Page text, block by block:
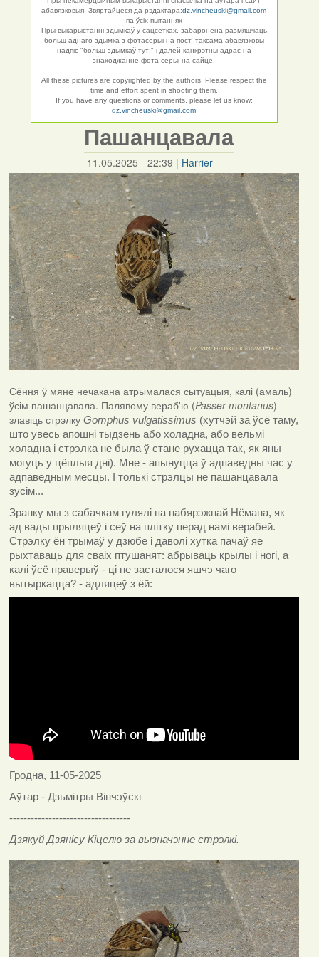
абавязковыя. Звяртайцеся да рэдактара:dz.vincheuski@gmail.com
па ўсіх пытаннях
Пры выкарыстанні здымкаў у сацсетках, забаронена размяшчаць
больш аднаго здымка з фотасерыі на пост, таксама абавязковы
надпіс "больш здымкаў тут:" і далей канкрэтны адрас на
знаходжанне фота-серыі на сайце.
All these pictures are copyrighted by the authors. Please respect the
time and effort spent in shooting them.
If you have any questions or comments, please let us know:
dz.vincheuski@gmail.com
Пашанцавала
11.05.2025 - 22:39 | Harrier
Сёння ў мяне нечакана атрымалася сытуацыя, калі (амаль)
ўсім пашанцавала. Палявому вераб'ю (Passer montanus)
злавіць стрэлку Gomphus vulgatissimus (хутчэй за ўсё таму,
што увесь апошні тыдзень або холадна, або вельмі
холадна і стрэлка не была ў стане рухацца так, як яны
могуць у цёплыя дні). Мне - апынуцца ў адпаведны час у
адпаведным месцы. І толькі стрэлцы не пашанцавала
зусім...
Зранку мы з сабачкам гулялі па набярэжнай Нёмана, як
ад вады прыляцеў і сеў на плітку перад намі верабей.
Стрэлку ён трымаў у дзюбе і даволі хутка пачаў яе
рыхтаваць для сваіх птушанят: абрываць крылы і ногі, а
калі ўсё праверыў - ці не засталося яшчэ чаго
вытыркацца? - адляцеў з ёй:
Гродна, 11-05-2025
Аўтар - Дзьмітры Вінчэўскі
----------------------------------
Дзякуй Дзянісу Кіцелю за вызначэнне стрэлкі.